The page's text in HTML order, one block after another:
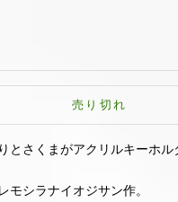
売り切れ
とさくまがアクリルキーホル
モシラナイオジサン作。